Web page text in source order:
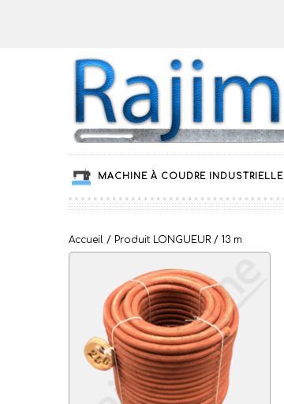
MACHINE À COUDRE INDUSTRIELLE
Accueil / Produit LONGUEUR / 13 m